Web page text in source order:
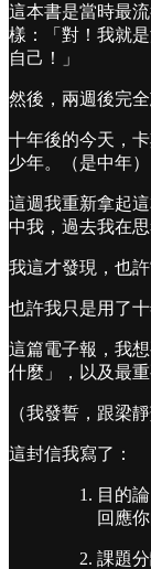
這本書是當時最
樣：「對！我就
自己！」
然後，兩週後完
十年後的今天，
少年。（是中年）
這週我重新拿起
中我，過去我在
我這才發現，也
也許我只是用了
這篇電子報，我
什麼」，以及最
（我發誓，跟梁
這封信我寫了：
目的
回應
課題